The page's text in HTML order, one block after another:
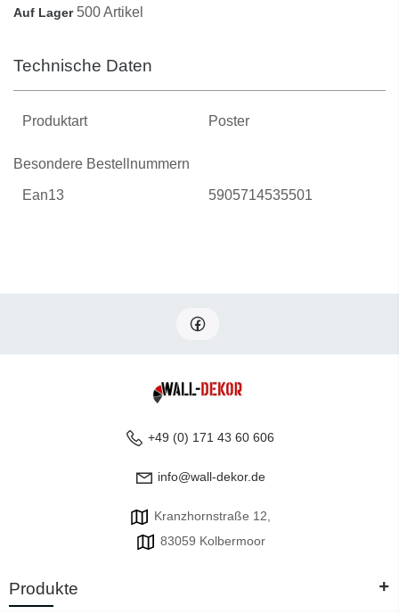
Auf Lager 500 Artikel
Technische Daten
Produktart Poster
Besondere Bestellnummern
Ean13 5905714535501
+49 (0) 171 43 60 606
info@wall-dekor.de
Kranzhornstraße 12,
83059 Kolbermoor
Produkte +